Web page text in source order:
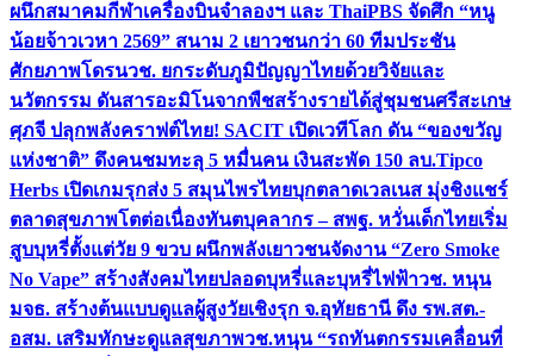
ผนึกสมาคมกีฬาเครื่องบินจำลองฯ และ ThaiPBS จัดศึก “หนู
น้อยจ้าวเวหา 2569” สนาม 2 เยาวชนกว่า 60 ทีมประชัน
ศักยภาพโดรนวช. ยกระดับภูมิปัญญาไทยด้วยวิจัยและ
นวัตกรรม ดันสารอะมิโนจากพืชสร้างรายได้สู่ชุมชนศรีสะเกษ
ศุภจี ปลุกพลังคราฟต์ไทย! SACIT เปิดเวทีโลก ดัน “ของขวัญ
แห่งชาติ” ดึงคนชมทะลุ 5 หมื่นคน เงินสะพัด 150 ลบ.Tipco
Herbs เปิดเกมรุกส่ง 5 สมุนไพรไทยบุกตลาดเวลเนส มุ่งชิงแชร์
ตลาดสุขภาพโตต่อเนื่องทันตบุคลากร – สพฐ. หวั่นเด็กไทยเริ่ม
สูบบุหรี่ตั้งแต่วัย 9 ขวบ ผนึกพลังเยาวชนจัดงาน “Zero Smoke
No Vape” สร้างสังคมไทยปลอดบุหรี่และบุหรี่ไฟฟ้าวช. หนุน
มจธ. สร้างต้นแบบดูแลผู้สูงวัยเชิงรุก จ.อุทัยธานี ดึง รพ.สต.-
อสม. เสริมทักษะดูแลสุขภาพวช.หนุน “รถทันตกรรมเคลื่อนที่